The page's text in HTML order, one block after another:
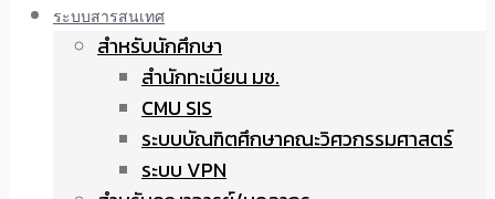
ระบบสารสนเทศ
สำหรับนักศึกษา
สำนักทะเบียน มช.
CMU SIS
ระบบบัณฑิตศึกษาคณะวิศวกรรมศาสตร์
ระบบ VPN